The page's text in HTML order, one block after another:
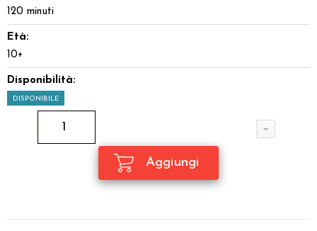
120 minuti
Età:
10+
Disponibilità:
DISPONIBILE